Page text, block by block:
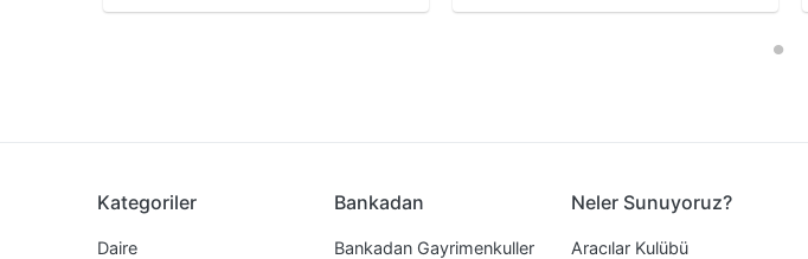
Kategoriler
Daire
Bankadan
Bankadan Gayrimenkuller
Neler Sunuyoruz?
Aracılar Kulübü